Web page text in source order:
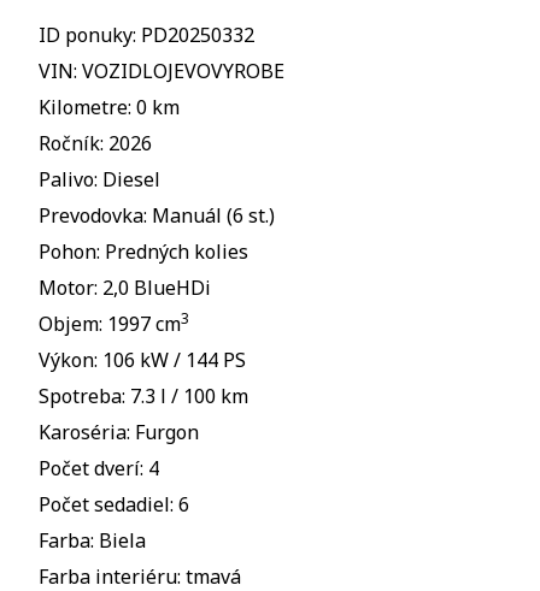
ID ponuky: PD20250332
VIN: VOZIDLOJEVOVYROBE
Kilometre: 0 km
Ročník: 2026
Palivo: Diesel
Prevodovka: Manuál (6 st.)
Pohon: Predných kolies
Motor: 2,0 BlueHDi
Objem: 1997 cm3
Výkon: 106 kW / 144 PS
Spotreba: 7.3 l / 100 km
Karoséria: Furgon
Počet dverí: 4
Počet sedadiel: 6
Farba: Biela
Farba interiéru: tmavá